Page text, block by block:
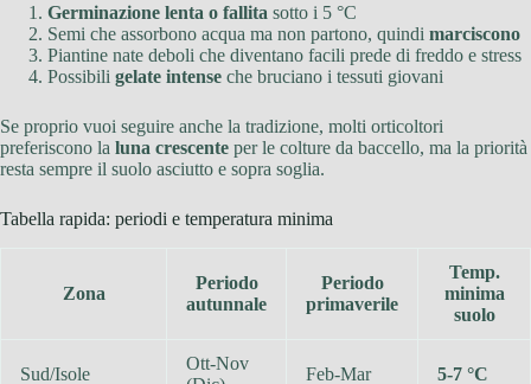
Germinazione lenta o fallita sotto i 5 °C
Semi che assorbono acqua ma non partono, quindi marciscono
Piantine nate deboli che diventano facili prede di freddo e stress
Possibili gelate intense che bruciano i tessuti giovani
Se proprio vuoi seguire anche la tradizione, molti orticoltori
preferiscono la luna crescente per le colture da baccello, ma la priorità
resta sempre il suolo asciutto e sopra soglia.
Tabella rapida: periodi e temperatura minima
Zona
Periodo
autunnale
Periodo
primaverile
Temp.
minima
suolo
Sud/Isole
Ott-Nov
Feb-Mar 5-7 °C